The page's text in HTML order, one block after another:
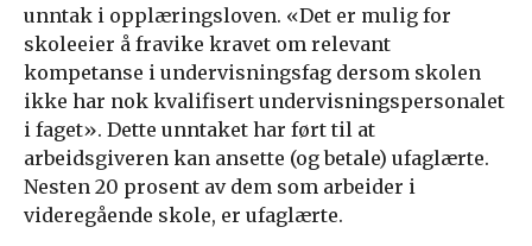
unntak i opplæringsloven. «Det er mulig for
skoleeier å fravike kravet om relevant
kompetanse i undervisningsfag dersom skolen
ikke har nok kvalifisert undervisningspersonalet
i faget». Dette unntaket har ført til at
arbeidsgiveren kan ansette (og betale) ufaglærte.
Nesten 20 prosent av dem som arbeider i
videregående skole, er ufaglærte.